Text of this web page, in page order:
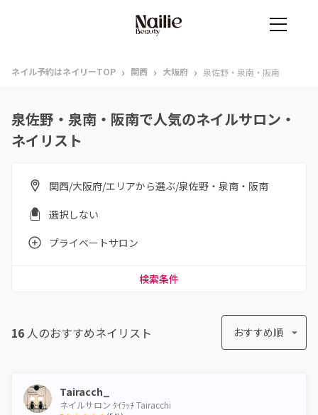
ネイル予約はネイリーTOP › 関西 › 大阪府 › 泉佐野・泉南・阪南
泉佐野・泉南・阪南で人気のネイルサロン・
ネイリスト
関西/大阪府/エリアから選ぶ/泉佐野・泉南・阪南
選択しない
プライベートサロン
検索条件
16 人のおすすめネイリスト おすすめ順
Tairacch_
ネイルサロン ﾀｲﾗｯﾁ Tairacchi